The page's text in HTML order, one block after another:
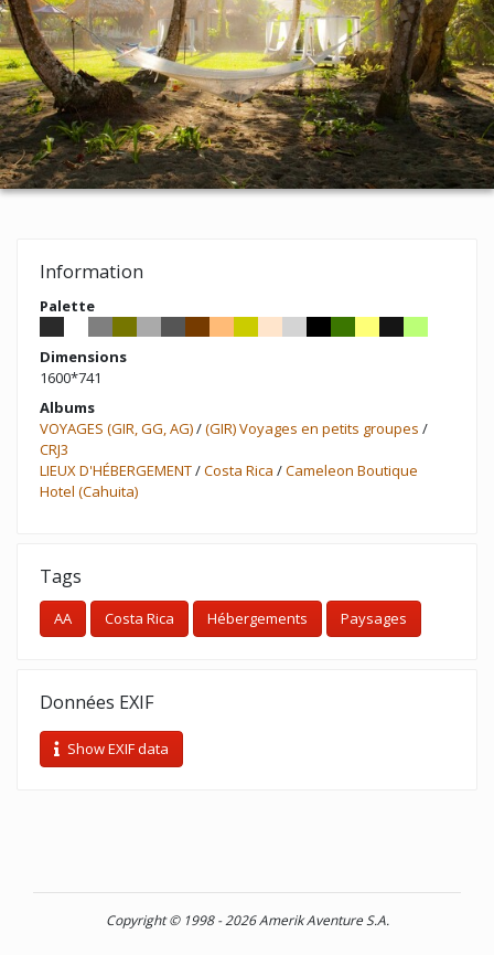
Information
Palette
Dimensions
1600*741
Albums
VOYAGES (GIR, GG, AG)/(GIR) Voyages en petits groupes /
CRJ3
LIEUX D'HÉBERGEMENT/Costa Rica /Cameleon Boutique
Hotel (Cahuita)
Tags
AA Costa Rica Hébergements Paysages
Données EXIF
Show EXIF data
Copyright © 1998 - 2026 Amerik Aventure S.A.